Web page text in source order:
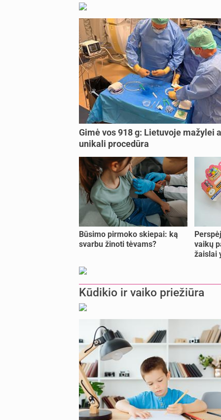
Gimė vos 918 g: Lietuvoje mažylei
unikali procedūra
Būsimo pirmoko skiepai: ką
svarbu žinoti tėvams?
vaikų
žaislai
Kūdikio ir vaiko priežiūra